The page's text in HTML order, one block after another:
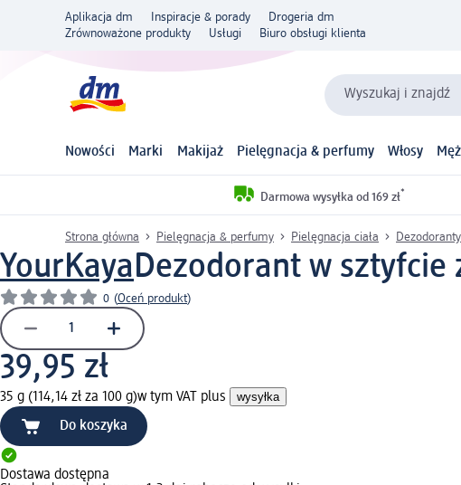
Aplikacja dm Inspiracje & porady
Drogeria dm
Zrównoważone produkty
Usługi Biuro obsługi klienta
Wyszukaj i znajdź
Nowości Marki Makijaż Pielęgnacja & perfumy Włosy
Darmowa wysyłka od 169 zł*
Strona główna Pielęgnacja & perfumy Pielęgnacja ciała Dezodoranty
YourKayaDezodorant w
0 (Oceń produkt)
39,95 zł
35 g (114,14 zł za 100 g)w tym VAT plus wysyłka
Do koszyka
Dostawa dostępna